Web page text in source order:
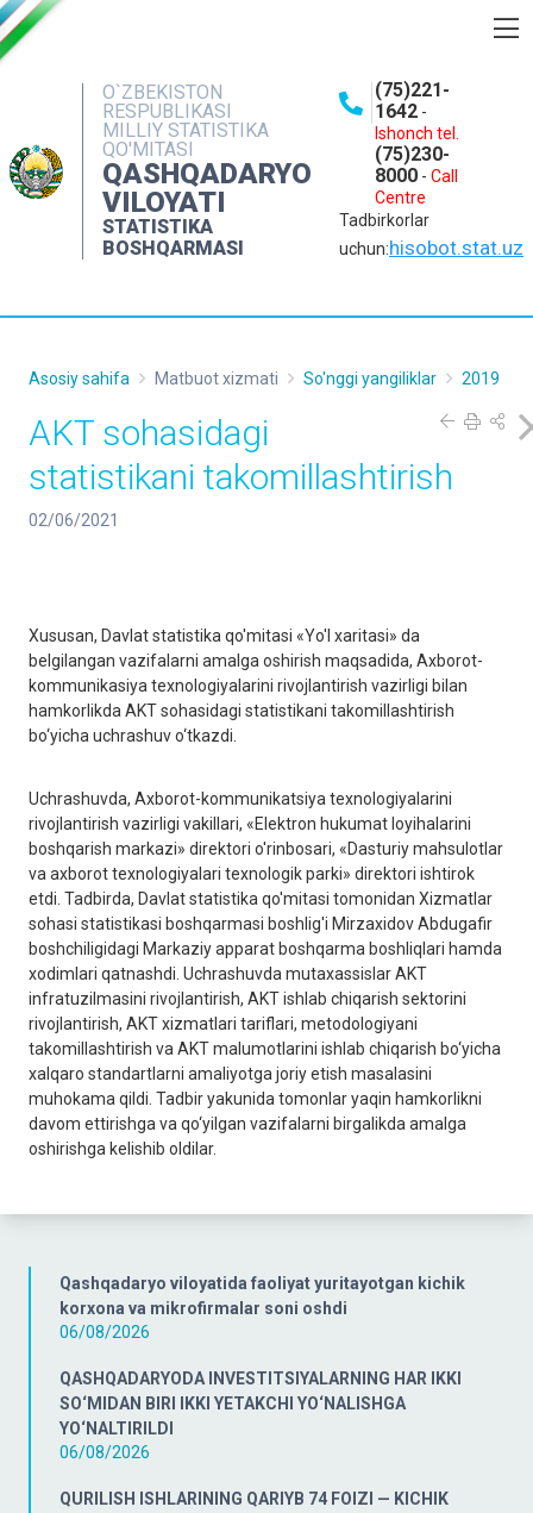
O`ZBEKISTON
RESPUBLIKASI
MILLIY STATISTIKA
QO'MITASI
QASHQADARYO
VILOYATI
STATISTIKA
BOSHQARMASI
(75)221-
1642 -
Ishonch tel.
(75)230-
8000 - Call
Centre
Tadbirkorlar
uchun:hisobot.stat.uz
OCHIQ MA'LUMOTLAR
NASHRLAR
INTERAKTIV XIZMATLAR
MATBUOT XIZMATI
KONTAKTLAR
Qashqadaryo viloyatida faoliyat yuritayotgan kichik
korxona va mikrofirmalar soni oshdi
06/08/2026
QASHQADARYODA INVESTITSIYALARNING HAR IKKI
SO‘MIDAN BIRI IKKI YETAKCHI YO‘NALISHGA
YO‘NALTIRILDI
06/08/2026
QURILISH ISHLARINING QARIYB 74 FOIZI — KICHIK
Asosiy sahifa Matbuot xizmati So'nggi yangiliklar 2019
AKT sohasidagi
statistikani takomillashtirish
02/06/2021
Xususan, Davlat statistika qo'mitasi «Yo'l xaritasi» da
belgilangan vazifalarni amalga oshirish maqsadida, Axborot-
kommunikasiya texnologiyalarini rivojlantirish vazirligi bilan
hamkorlikda AKT sohasidagi statistikani takomillashtirish
bo‘yicha uchrashuv o‘tkazdi.
Uchrashuvda, Axborot-kommunikatsiya texnologiyalarini
rivojlantirish vazirligi vakillari, «Elektron hukumat loyihalarini
boshqarish markazi» direktori o'rinbosari, «Dasturiy mahsulotlar
va axborot texnologiyalari texnologik parki» direktori ishtirok
etdi. Tadbirda, Davlat statistika qo'mitasi tomonidan Xizmatlar
sohasi statistikasi boshqarmasi boshlig'i Mirzaxidov Abdugafir
boshchiligidagi Markaziy apparat boshqarma boshliqlari hamda
xodimlari qatnashdi. Uchrashuvda mutaxassislar AKT
infratuzilmasini rivojlantirish, AKT ishlab chiqarish sektorini
rivojlantirish, AKT xizmatlari tariflari, metodologiyani
takomillashtirish va AKT malumotlarini ishlab chiqarish bo‘yicha
xalqaro standartlarni amaliyotga joriy etish masalasini
muhokama qildi. Tadbir yakunida tomonlar yaqin hamkorlikni
davom ettirishga va qo‘yilgan vazifalarni birgalikda amalga
oshirishga kelishib oldilar.